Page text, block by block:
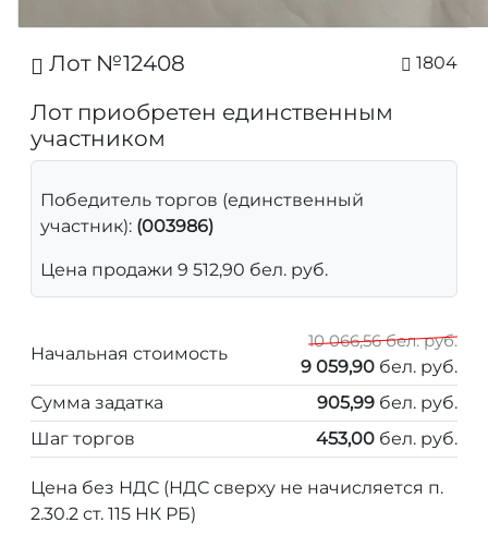
Лот №12408 1804
Лот приобретен единственным
участником
Победитель торгов (единственный
участник): (003986)
Цена продажи 9 512,90 бел. руб.
Начальная стоимость
10 066,56 бел. руб.
9 059,90 бел. руб.
Сумма задатка
905,99 бел. руб.
Шаг торгов
453,00 бел. руб.
Цена без НДС (НДС сверху не начисляется п.
2.30.2 ст. 115 НК РБ)